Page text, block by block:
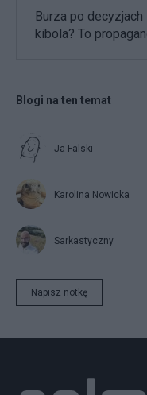
Burza po decyzjach
kibola? To
Blogi na ten temat
Ja Falski
Karolina Nowicka
Sarkastyczny
Napisz notkę